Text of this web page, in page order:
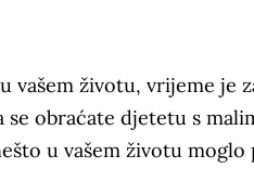
vašem životu, vrijeme je
obraćate djetetu s
u vašem životu